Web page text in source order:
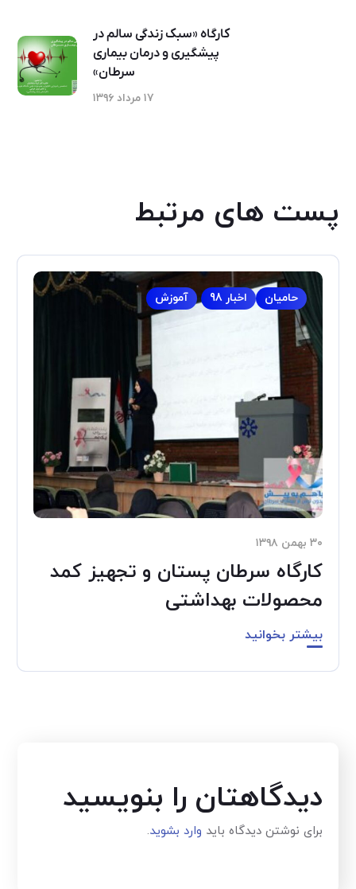
کارگاه «سبک زندگی سالم در
پیشگیری و درمان بیماری
سرطان»
۱۷ مرداد ۱۳۹۶
پست های مرتبط
آموزش اخبار 98 حامیان
۳۰ بهمن ۱۳۹۸
کارگاه سرطان پستان و تجهیز کمد
محصولات بهداشتی
بیشتر بخوانید
دیدگاهتان را بنویسید
برای نوشتن دیدگاه باید وارد بشوید.